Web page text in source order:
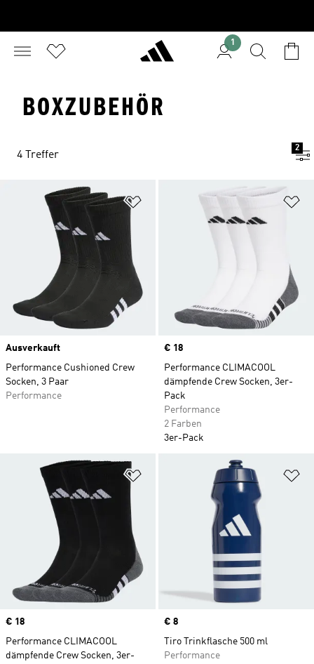
1
BOXZUBEHÖR
4 Treffer
2
Zur Wunschliste hinzufügen
Ausverkauft
Performance Cushioned Crew
Socken, 3 Paar
Performance
Price
€ 18
Performance CLIMACOOL
dämpfende Crew Socken, 3er-
Pack
Performance
2 Farben
3er-Pack
Zur Wunschliste hinzufügen
Price
€ 18
Performance CLIMACOOL
dämpfende Crew Socken, 3er-
Price
€ 8
Tiro Trinkflasche 500 ml
Performance